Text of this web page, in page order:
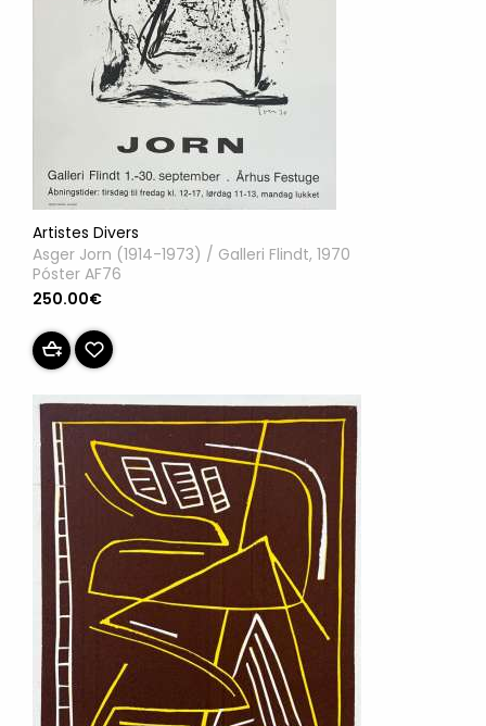
Artistes Divers
Asger Jorn (1914-1973) / Galleri Flindt, 1970
Póster AF76
250.00€